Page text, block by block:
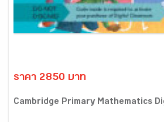
ราคา 2850 บาท
Cambridge Primary Mathematics